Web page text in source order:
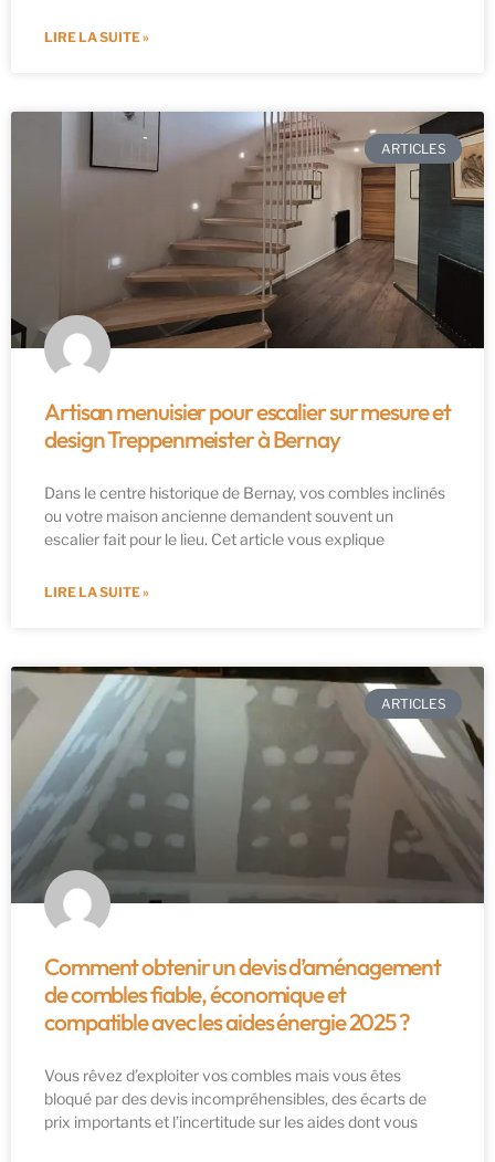
LIRE LA SUITE »
ARTICLES
Artisan menuisier pour escalier sur mesure et
design Treppenmeister à Bernay
Dans le centre historique de Bernay, vos combles inclinés
ou votre maison ancienne demandent souvent un
escalier fait pour le lieu. Cet article vous explique
LIRE LA SUITE »
ARTICLES
Comment obtenir un devis d’aménagement
de combles fiable, économique et
compatible avec les aides énergie 2025 ?
Vous rêvez d’exploiter vos combles mais vous êtes
bloqué par des devis incompréhensibles, des écarts de
prix importants et l’incertitude sur les aides dont vous